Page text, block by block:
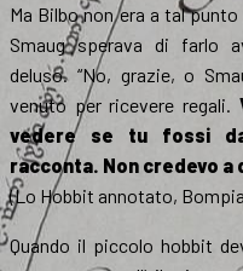
Ma Bilbo non era a tal
Smaug sperava di farlo
deluso. “No, grazie, o
venuto per ricevere regali.
vedere se tu fossi
racconta. Non credevo a
(Lo Hobbit annotato,
Quando il piccolo hobbit